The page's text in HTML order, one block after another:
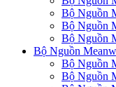
Bộ Nguồn
Bộ Nguồn
Bộ Nguồn
Bộ Nguồn
Bộ Nguồn
Bộ Nguồn